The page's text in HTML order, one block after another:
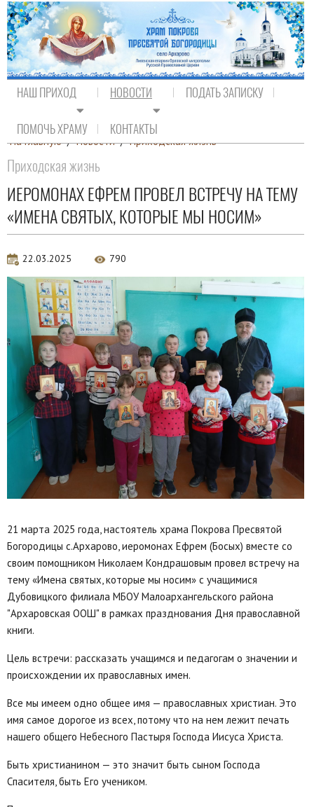
НАШ ПРИХОД НОВОСТИ ПОДАТЬ ЗАПИСКУ
ПОМОЧЬ ХРАМУ КОНТАКТЫ
На главную / Новости / Приходская жизнь
Приходская жизнь
ИЕРОМОНАХ ЕФРЕМ ПРОВЕЛ ВСТРЕЧУ НА ТЕМУ
«ИМЕНА СВЯТЫХ, КОТОРЫЕ МЫ НОСИМ»
22.03.2025 790
21 марта 2025 года, настоятель храма Покрова Пресвятой
Богородицы с.Архарово, иеромонах Ефрем (Босых) вместе со
своим помощником Николаем Кондрашовым провел встречу на
тему «Имена святых, которые мы носим» с учащимися
Дубовицкого филиала МБОУ Малоархангельского района
"Архаровская ООШ" в рамках празднования Дня православной
книги.
Цель встречи: рассказать учащимся и педагогам о значении и
происхождении их православных имен.
Все мы имеем одно общее имя — православных христиан. Это
имя самое дорогое из всех, потому что на нем лежит печать
нашего общего Небесного Пастыря Господа Иисуса Христа.
Быть христианином — это значит быть сыном Господа
Спасителя, быть Его учеником.